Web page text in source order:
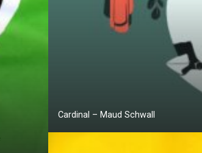
Cardinal – Maud Schwall